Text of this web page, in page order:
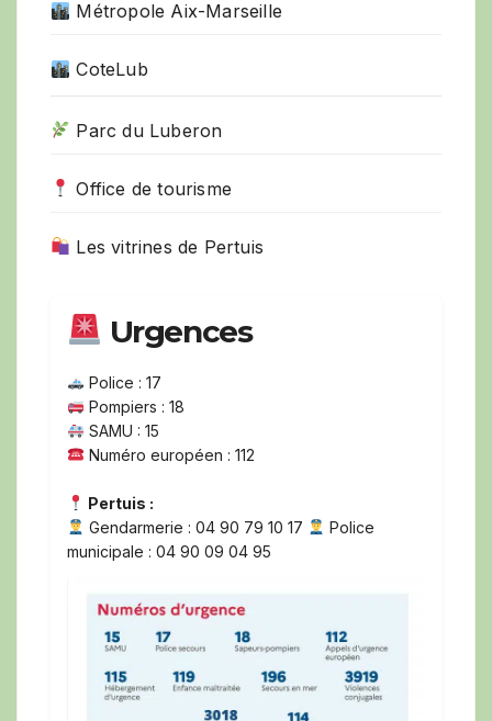
Métropole Aix-Marseille
CoteLub
Parc du Luberon
Office de tourisme
Les vitrines de Pertuis
Urgences
Police : 17
Pompiers : 18
SAMU : 15
Numéro européen : 112
Pertuis :
Gendarmerie : 04 90 79 10 17
Police
municipale : 04 90 09 04 95